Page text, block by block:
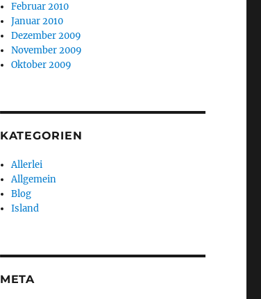
Februar 2010
Januar 2010
Dezember 2009
November 2009
Oktober 2009
KATEGORIEN
Allerlei
Allgemein
Blog
Island
META